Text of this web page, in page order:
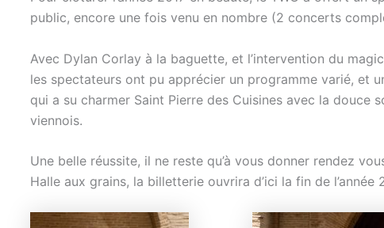
public, encore une fois venu en nombre (2 concerts
Avec Dylan Corlay à la baguette, et l’intervention du
les spectateurs ont pu apprécier un programme varié, et
qui a su charmer Saint Pierre des Cuisines avec la douce
viennois.
Une belle réussite, il ne reste qu’à vous donner rendez
Halle aux grains, la billetterie ouvrira d’ici la fin de l’année